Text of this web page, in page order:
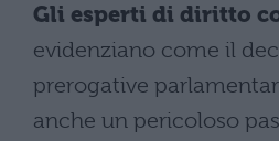
Gli esperti di diritto
evidenziano come il
prerogative
anche un pericoloso